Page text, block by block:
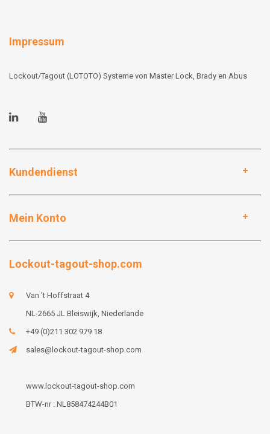
Impressum
Lockout/Tagout (LOTOTO) Systeme von Master Lock, Brady en Abus
Kundendienst
Mein Konto
Lockout-tagout-shop.com
Van 't Hoffstraat 4
NL-2665 JL Bleiswijk, Niederlande
+49 (0)211 302 979 18
sales@lockout-tagout-shop.com
www.lockout-tagout-shop.com
BTW-nr : NL858474244B01